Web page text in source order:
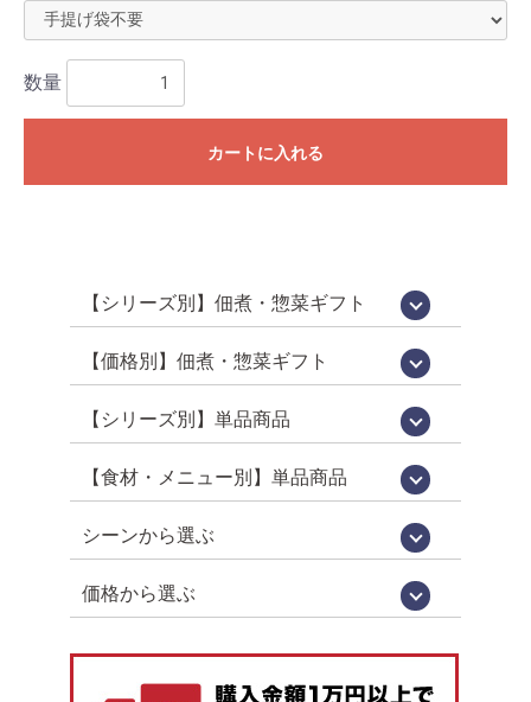
数量
カートに入れる
【シリーズ別】佃煮・惣菜ギフト
高級佃煮ギフト
国産佃煮・惣菜詰め合わせ[百貨店限定販
鵜舞屋昆布巻詰合せ[鵜舞屋のロングセラ
佃煮 味三昧[食べきりサイズの佃煮詰め
老舗の味物語[岐阜の美味いもの詰め合わ
佃煮・肉惣菜詰め合わせ
信長の郷[岐阜土産・武将パッケージ]
鮎昆布巻詰合せ
鮎一夜干し詰合せ
逸品惣菜
国産煮豚・煮鶏詰合せ
[明宝ハム×鵜舞屋]詰め合わせ
そうめん・佃煮詰め合わせ
カジュアルギフト「味あわせ」
岐阜土産
【価格別】佃煮・惣菜ギフト
【プチギフト】～2000円
【佃煮 惣菜 ギフト】～3000円
【佃煮 惣菜 ギフト】～3979円
【佃煮 惣菜 ギフト】3980円～
【佃煮 惣菜 ギフト】5000円～
【佃煮 惣菜 ギフト】7000円～
【佃煮 惣菜 ギフト】10000円～[送料無
【シリーズ別】単品商品
うるか・鮎一夜干しなど[老舗の鮎]
百貨店限定販売[国産シリーズ]
定番竿箱シリーズ
鵜舞屋伝統の味[老舗の惣菜]
箱入り単品惣菜
定番の佃煮[うまい屋のおつまみ]
食べきりおつまみ[うまつま]
佃煮屋の「煮豚」「煮鶏」[SDGs]
高校生が開発しました[産学連携商品]
WareesHalal認証取得品[ハラルキッチン
ヤマタカ醤油[月星]使用シリーズ
鮎昆布巻詰合せ
【夏季限定】スウィーツ
【食材・メニュー別】単品商品
珍味（鮎うるか・一夜干し・ふりかけ）
昆布巻き（鮎・にしん・さけ・子持ちあ
鮎（すがた煮・吟醸煮など）
小鮎やわらか煮・小鮎甘露煮
飛騨牛・牛肉
煮豚・煮鶏
佃煮
貝類（帆立・牡蠣）
炊き込みご飯の素
ハラール認証取得品
菓子・スイーツ
シーンから選ぶ
お中元・お歳暮
お祝い・お返し
仏事
お取り寄せグルメ
お手土産（カジュアルギフト）
おつまみ
価格から選ぶ
1,000円未満
1,000円～
2,000円～
3,000円～
4,000円～
5,000円以上